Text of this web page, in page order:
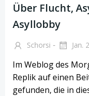
Über Flucht,
Asyllobby
Schorsi - Jan.
Im Weblog des
Replik auf einen
gefunden, die in